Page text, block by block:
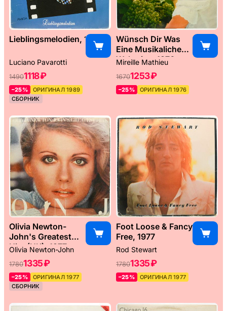
Lieblingsmelodien, 1989
Luciano Pavarotti
14901118 ₽
–25%
ОРИГИНАЛ 1989
СБОРНИК
Wünsch Dir Was
Eine Musikaliche
Weltreise, 1976
Mireille Mathieu
16701253 ₽
–25% ОРИГИНАЛ 1976
Olivia Newton-
John's Greatest
Hits (UK), 1977
Olivia Newton-John
17801335 ₽
–25%
ОРИГИНАЛ 1977
СБОРНИК
Foot Loose & Fancy
Free, 1977
Rod Stewart
17801335 ₽
–25% ОРИГИНАЛ 1977